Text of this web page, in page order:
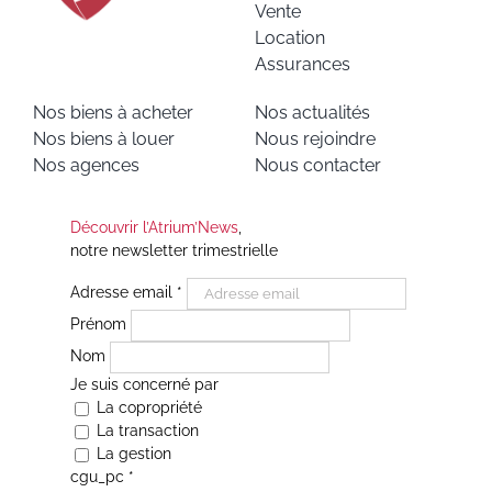
Vente
Location
Assurances
Nos biens à acheter
Nos biens à louer
Nos agences
Nos actualités
Nous rejoindre
Nous contacter
Découvrir l’Atrium’News,
notre newsletter trimestrielle
Adresse email *
Prénom
Nom
Je suis concerné par
La copropriété
La transaction
La gestion
cgu_pc *